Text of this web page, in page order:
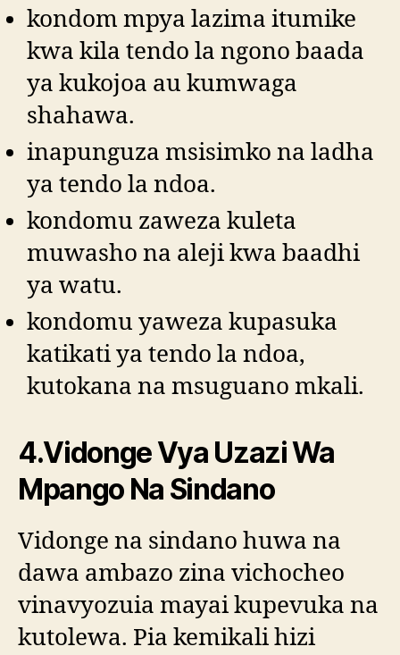
kondom mpya lazima itumike
kwa kila tendo la ngono baada
ya kukojoa au kumwaga
shahawa.
inapunguza msisimko na ladha
ya tendo la ndoa.
kondomu zaweza kuleta
muwasho na aleji kwa baadhi
ya watu.
kondomu yaweza kupasuka
katikati ya tendo la ndoa,
kutokana na msuguano mkali.
4.Vidonge Vya Uzazi Wa
Mpango Na Sindano
Vidonge na sindano huwa na
dawa ambazo zina vichocheo
vinavyozuia mayai kupevuka na
kutolewa. Pia kemikali hizi